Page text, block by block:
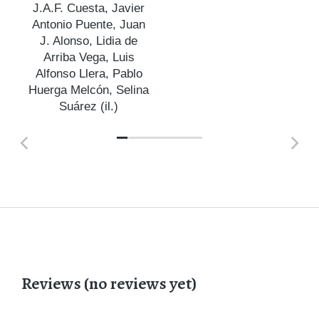
J.A.F. Cuesta, Javier
Antonio Puente, Juan
J. Alonso, Lidia de
Arriba Vega, Luis
Alfonso Llera, Pablo
Huerga Melcón, Selina
Suárez (il.)
Reviews (no reviews yet)